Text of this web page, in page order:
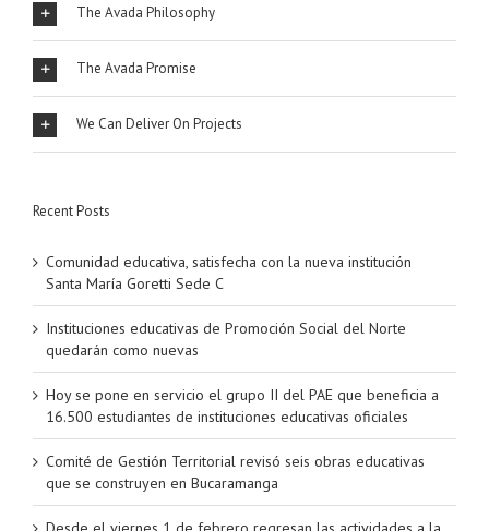
The Avada Philosophy
The Avada Promise
We Can Deliver On Projects
Recent Posts
Comunidad educativa, satisfecha con la nueva institución
Santa María Goretti Sede C
Instituciones educativas de Promoción Social del Norte
quedarán como nuevas
Hoy se pone en servicio el grupo II del PAE que beneficia a
16.500 estudiantes de instituciones educativas oficiales
Comité de Gestión Territorial revisó seis obras educativas
que se construyen en Bucaramanga